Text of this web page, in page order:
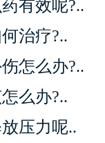
有效呢?..
治疗?..
怎么办?..
么办?..
压力呢..